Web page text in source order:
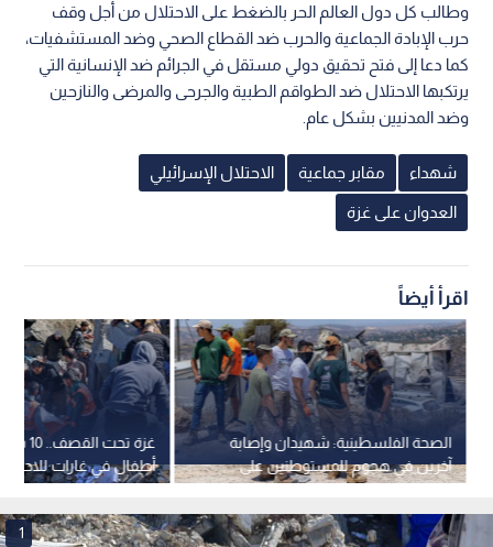
وطالب كل دول العالم الحر بالضغط على الاحتلال من أجل وقف
حرب الإبادة الجماعية والحرب ضد القطاع الصحي وضد المستشفيات،
كما دعا إلى فتح تحقيق دولي مستقل في الجرائم ضد الإنسانية التي
يرتكبها الاحتلال ضد الطواقم الطبية والجرحى والمرضى والنازحين
وضد المدنيين بشكل عام.
شهداء مقابر جماعية الاحتلال الإسرائيلي
العدوان على غزة
اقرأ أيضاً
أطفال في غارات
متفرقة بالقطاع
الصحة الفلسطينية: شهيدان وإصابة
آخرين في هجوم للمستوطنين على
دير جرير شرق رام الله
1